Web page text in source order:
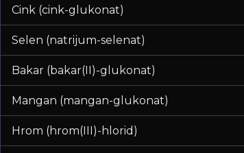
Cink (cink-glukonat)
Selen (natrijum-selenat)
Bakar (bakar(II)-glukonat)
Mangan (mangan-glukonat)
Hrom (hrom(III)-hlorid)